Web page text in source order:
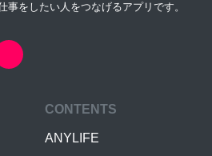
事をしたい人をつなげるアプリです。
CONTENTS
ANYLIFE